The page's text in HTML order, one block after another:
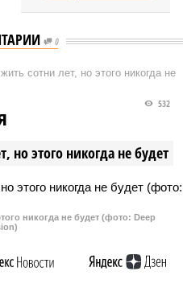
0
сотни лет, но этого никогда не
этого никогда не будет
532
никогда не будет (фото: Deep